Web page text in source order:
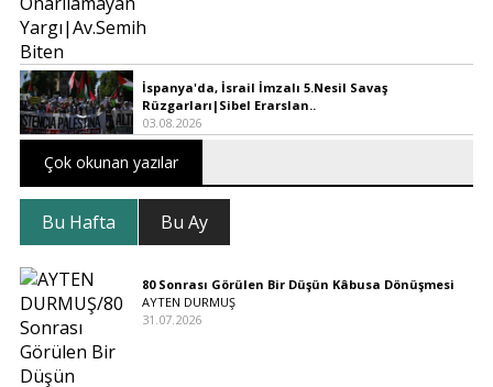
İspanya'da, İsrail İmzalı 5.Nesil Savaş
Rüzgarları|Sibel Erarslan..
03.08.2026
Çok okunan yazılar
Bu Hafta Bu Ay
80 Sonrası Görülen Bir Düşün Kâbusa Dönüşmesi
AYTEN DURMUŞ
31.07.2026